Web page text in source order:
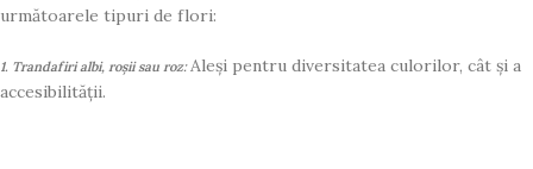
următoarele tipuri de flori:
1. Trandafiri albi, roșii sau roz: Aleși pentru diversitatea culorilor, cât și a
accesibilității.